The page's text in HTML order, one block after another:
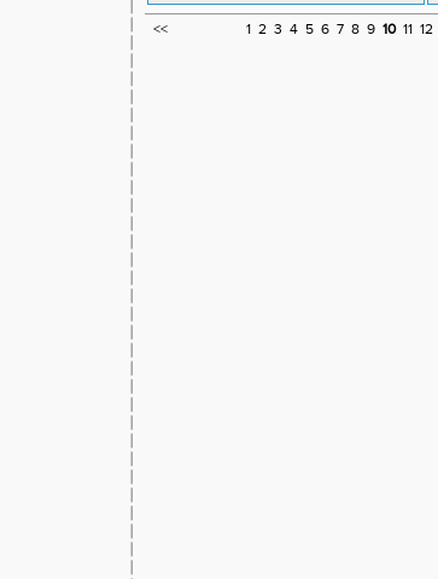
<< 1 2 3 4 5 6 7 8 9 10 11 12